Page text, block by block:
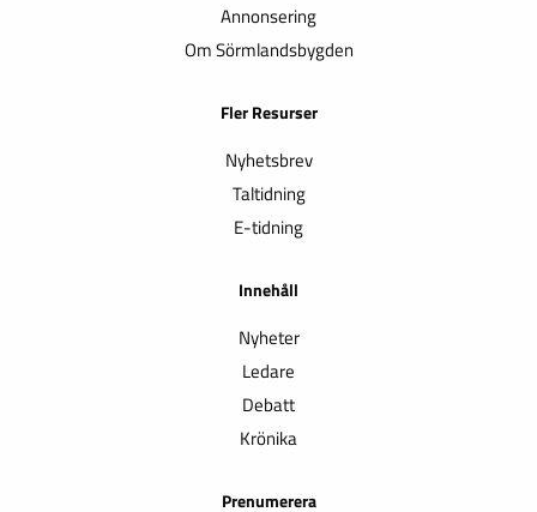
Annonsering
Om Sörmlandsbygden
Fler Resurser
Nyhetsbrev
Taltidning
E-tidning
Innehåll
Nyheter
Ledare
Debatt
Krönika
Prenumerera